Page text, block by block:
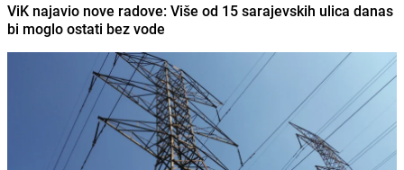
ViK najavio nove radove: Više od 15 sarajevskih ulica danas
bi moglo ostati bez vode